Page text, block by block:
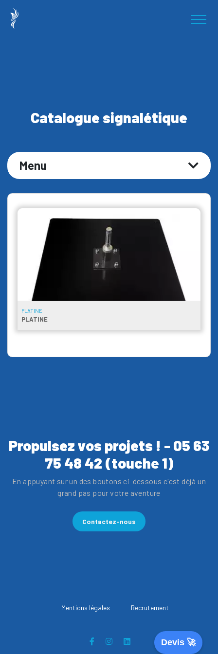
Catalogue signalétique
Menu
PLATINE
PLATINE
Propulsez vos projets ! - 05 63
75 48 42 (touche 1)
En appuyant sur un des boutons ci-dessous c'est déjà un
grand pas pour votre aventure
Contactez-nous
Mentions légales Recrutement
Devis 🚀